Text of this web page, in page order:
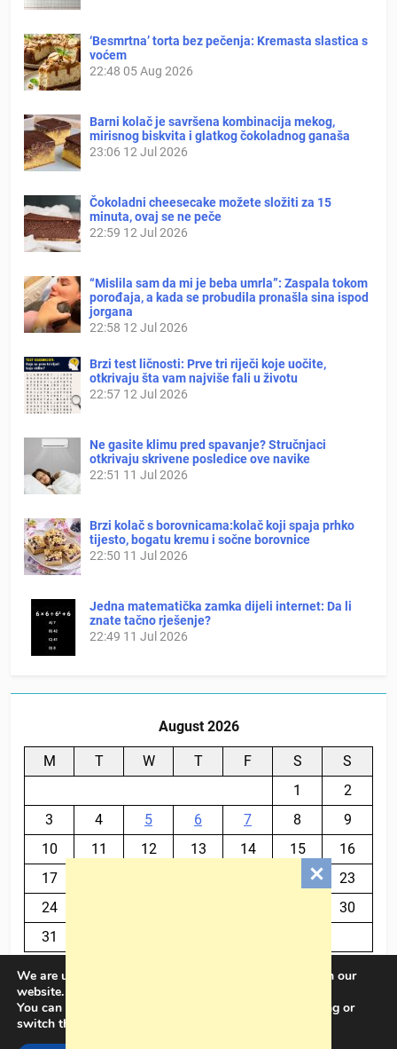
‘Besmrtna’ torta bez pečenja: Kremasta slastica s
voćem
22:48 05 Aug 2026
Barni kolač je savršena kombinacija mekog,
mirisnog biskvita i glatkog čokoladnog ganaša
23:06 12 Jul 2026
Čokoladni cheesecake možete složiti za 15
minuta, ovaj se ne peče
22:59 12 Jul 2026
“Mislila sam da mi je beba umrla”: Zaspala tokom
porođaja, a kada se probudila pronašla sina ispod
jorgana
22:58 12 Jul 2026
Brzi test ličnosti: Prve tri riječi koje uočite,
otkrivaju šta vam najviše fali u životu
22:57 12 Jul 2026
Ne gasite klimu pred spavanje? Stručnjaci
otkrivaju skrivene posledice ove navike
22:51 11 Jul 2026
Brzi kolač s borovnicama:kolač koji spaja prhko
tijesto, bogatu kremu i sočne borovnice
22:50 11 Jul 2026
Jedna matematička zamka dijeli internet: Da li
znate tačno rješenje?
22:49 11 Jul 2026
August 2026
M T W T F S
S
1
2
3
4 5 6 7 8
9
10
11 12 13 14 15
16
17
23
24
30
31
We are using cookies to give you the best experience on our
website.
You can find out more about which cookies we are using or
switch them off in